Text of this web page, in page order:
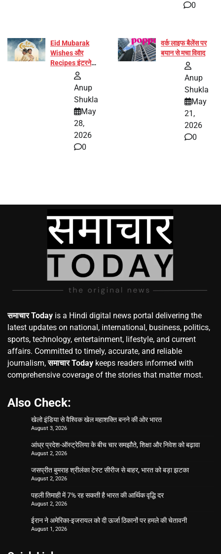
0
Eid Mubarak
Wishes और
Recipes इंटरनेट
पर हुईं वायरल
Anup
Shukla
May
28,
2026
0
वर्क लाइफ बैलेंस पर
बयान से मचा विवाद
Anup
Shukla
May
21,
2026
0
समाचार Today is a Hindi digital news portal delivering the
latest updates on national, international, business, politics,
sports, technology, entertainment, lifestyle, and current
affairs. Committed to timely, accurate, and reliable
journalism,समाचार Today keeps readers informed with
comprehensive coverage of the stories that matter most.
Also Check:
खेलो इंडिया से वैश्विक खेल महाशक्ति बनने की ओर भारत
August 3, 2026
आंध्र प्रदेश-ऑस्ट्रेलिया के बीच चार समझौते, शिक्षा और निवेश को बढ़ावा
August 2, 2026
जसप्रीत बुमराह श्रीलंका टेस्ट सीरीज से बाहर, भारत को बड़ा झटका
August 2, 2026
पहली तिमाही में 7% रह सकती है भारत की आर्थिक वृद्धि दर
August 2, 2026
ईरान ने अमेरिका-इजरायल को दी ऊर्जा ठिकानों पर हमले की चेतावनी
August 1, 2026